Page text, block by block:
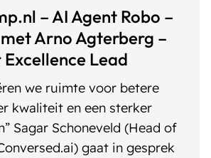
– AI Agent Robo –
Arno Agterberg –
Lead
we ruimte voor betere
kwaliteit en een sterker
Sagar Schoneveld (Head of
gaat in gesprek